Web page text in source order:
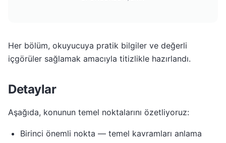
Her bölüm, okuyucuya pratik bilgiler ve değerli
içgörüler sağlamak amacıyla titizlikle hazırlandı.
Detaylar
Aşağıda, konunun temel noktalarını özetliyoruz:
Birinci önemli nokta — temel kavramları anlama